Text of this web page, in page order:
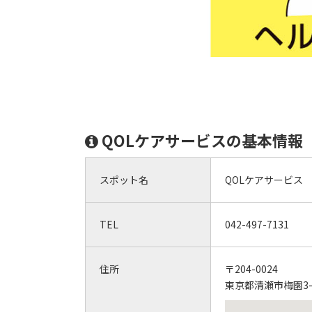
QOLケアサービスの基本情報
スポット名 QOLケアサービス
TEL 042-497-7131
住所
〒204-0024
東京都清瀬市梅園